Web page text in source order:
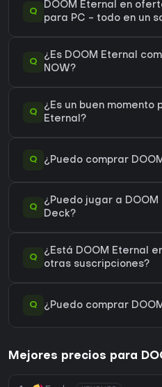
Q
DOOM Eternal en
para PC - todo en un
Q
¿Es DOOM Eternal
NOW?
Q
¿Es un buen momento
Eternal?
Q ¿Puedo comprar
Q
¿Puedo jugar a
Deck?
Q
¿Está DOOM Eternal
otras suscripciones?
Q ¿Puedo comprar
Mejores precios para